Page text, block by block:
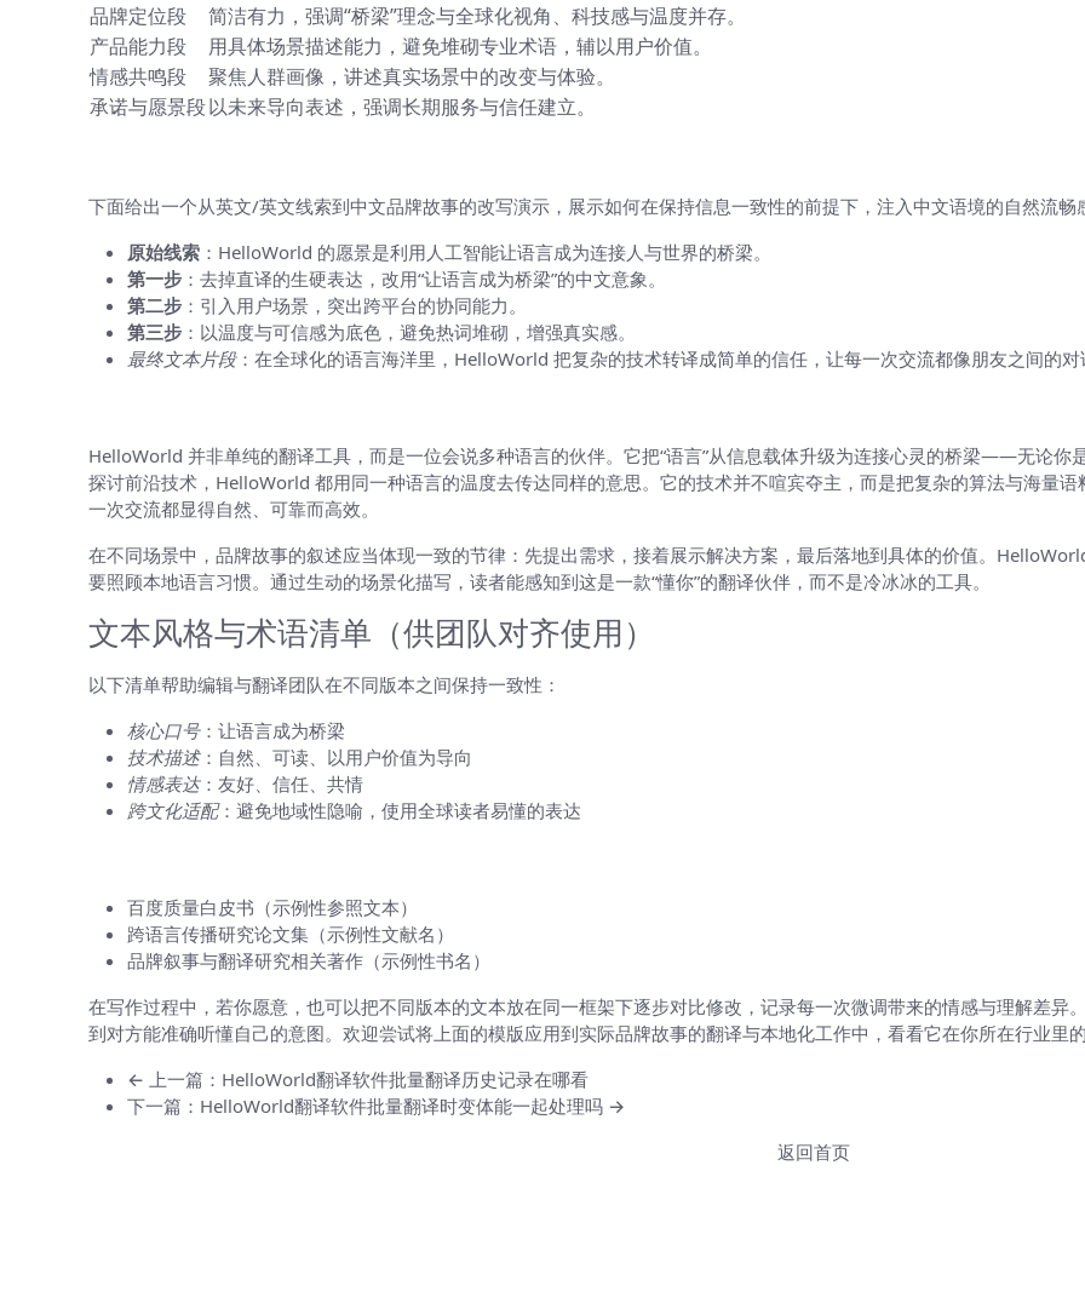
品牌定位段
简洁有力，强调“桥梁”理念与全球化视角、科技感与温度并存。
产品能力段
用具体场景描述能力，避免堆砌专业术语，辅以用户价值。
情感共鸣段
聚焦人群画像，讲述真实场景中的改变与体验。
承诺与愿景段以未来导向表述，强调长期服务与信任建立。
下面给出一个从英文/英文线索到中文品牌故事的改写演示，展示如何在保持信息一致性的前提下，注入中文语境的自然流畅
原始线索：HelloWorld 的愿景是利用人工智能让语言成为连接人与世界的桥梁。
第一步：去掉直译的生硬表达，改用“让语言成为桥梁”的中文意象。
第二步：引入用户场景，突出跨平台的协同能力。
第三步：以温度与可信感为底色，避免热词堆砌，增强真实感。
最终文本片段：在全球化的语言海洋里，HelloWorld 把复杂的技术转译成简单的信任，让每一次交流都像朋友之间的对
HelloWorld 并非单纯的翻译工具，而是一位会说多种语言的伙伴。它把“语言”从信息载体升级为连接心灵的桥梁——无论你
探讨前沿技术，HelloWorld 都用同一种语言的温度去传达同样的意思。它的技术并不喧宾夺主，而是把复杂的算法与海量
一次交流都显得自然、可靠而高效。
在不同场景中，品牌故事的叙述应当体现一致的节律：先提出需求，接着展示解决方案，最后落地到具体的价值。
要照顾本地语言习惯。通过生动的场景化描写，读者能感知到这是一款“懂你”的翻译伙伴，而不是冷冰冰的工具。
文本风格与术语清单（供团队对齐使用）
以下清单帮助编辑与翻译团队在不同版本之间保持一致性：
核心口号：让语言成为桥梁
技术描述：自然、可读、以用户价值为导向
情感表达：友好、信任、共情
跨文化适配：避免地域性隐喻，使用全球读者易懂的表达
百度质量白皮书（示例性参照文本）
跨语言传播研究论文集（示例性文献名）
品牌叙事与翻译研究相关著作（示例性书名）
在写作过程中，若你愿意，也可以把不同版本的文本放在同一框架下逐步对比修改，记录每一次微调带来的情感与理解差异
到对方能准确听懂自己的意图。欢迎尝试将上面的模版应用到实际品牌故事的翻译与本地化工作中，看看它在你所在行业里
← 上一篇：HelloWorld翻译软件批量翻译历史记录在哪看
下一篇：HelloWorld翻译软件批量翻译时变体能一起处理吗 →
返回首页